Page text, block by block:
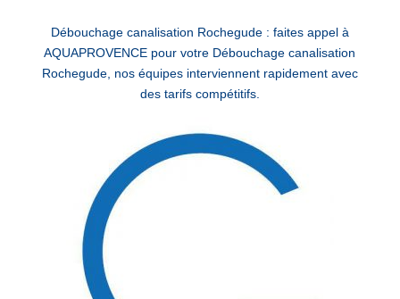
Débouchage canalisation Rochegude : faites appel à
AQUAPROVENCE pour votre Débouchage canalisation
Rochegude, nos équipes interviennent rapidement avec
des tarifs compétitifs.